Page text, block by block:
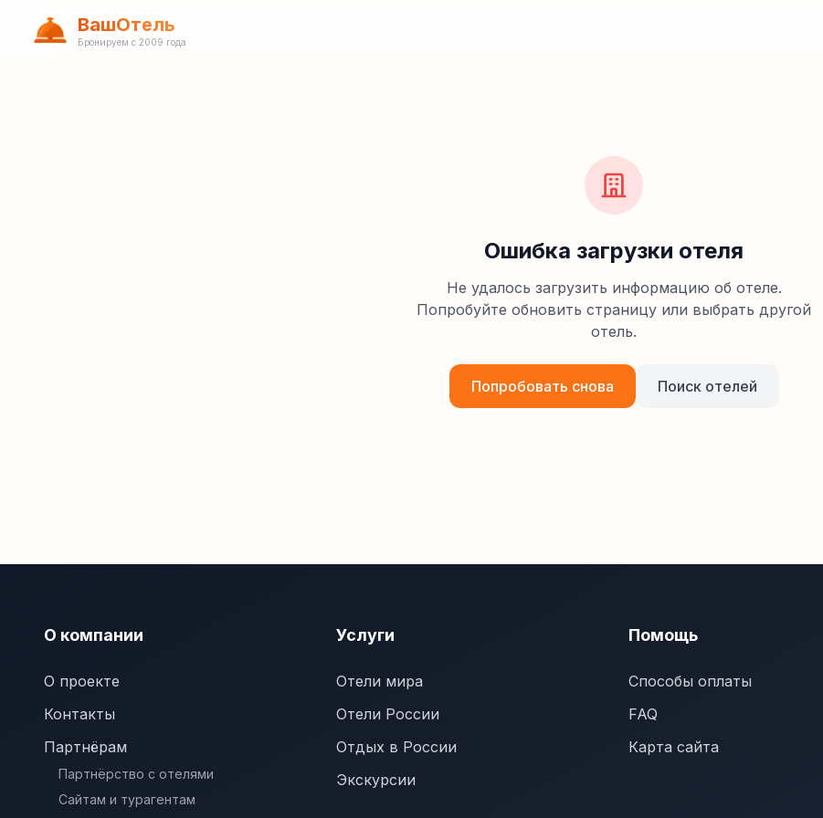
ВашОтель
Бронируем с 2009 года
Ошибка загрузки отеля
Не удалось загрузить информацию об отеле.
Попробуйте обновить страницу или выбрать другой
отель.
Попробовать снова Поиск отелей
О компании
О проекте
Контакты
Партнёрам
Партнёрство с отелями
Сайтам и турагентам
Услуги
Отели мира
Отели России
Отдых в России
Экскурсии
Помощь
Способы оплаты
FAQ
Карта сайта